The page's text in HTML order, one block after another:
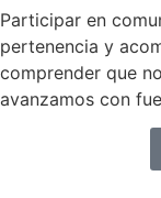
Participar en
pertenencia y
comprender que
avanzamos con